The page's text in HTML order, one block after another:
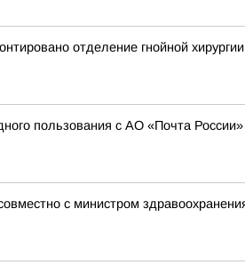
отделение гнойной хирургии
пользования с АО «Почта России»
с министром